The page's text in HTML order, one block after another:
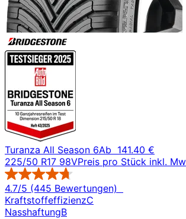
Turanza All Season 6Ab 141.40 €
225/50 R17 98VPreis pro Stück inkl.
4.7/5 (445 Bewertungen)
KraftstoffeffizienzC
NasshaftungB